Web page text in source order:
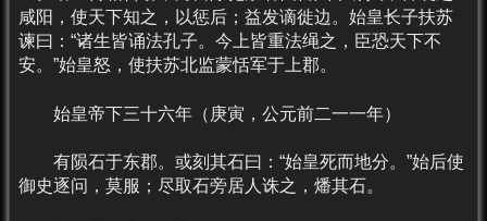
咸阳，使天下知之，以惩后；益发谪徙边。始皇长子扶苏
谏曰：“诸生皆诵法孔子。今上皆重法绳之，臣恐天下不
安。”始皇怒，使扶苏北监蒙恬军于上郡。
始皇帝下三十六年（庚寅，公元前二一一年）
有陨石于东郡。或刻其石曰：“始皇死而地分。”始后使
御史逐问，莫服；尽取石旁居人诛之，燔其石。